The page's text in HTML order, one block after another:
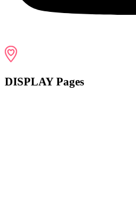
DISPLAY Pages